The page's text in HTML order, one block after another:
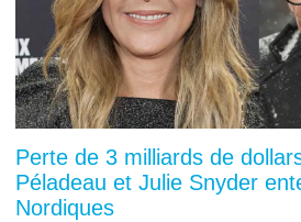
Perte de 3 milliards de
Péladeau et Julie Snyder
Nordiques